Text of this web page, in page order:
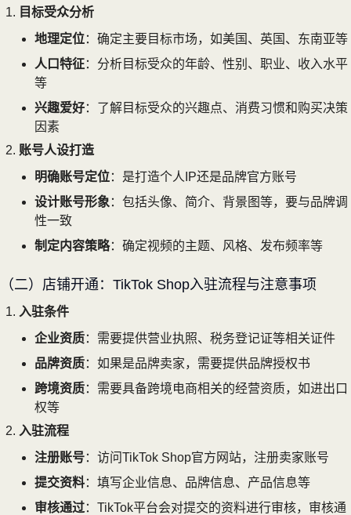
目标受众分析
地理定位：确定主要目标市场，如美国、英国、东南亚等
人口特征：分析目标受众的年龄、性别、职业、收入水平
等
兴趣爱好：了解目标受众的兴趣点、消费习惯和购买决策
因素
账号人设打造
明确账号定位：是打造个人IP还是品牌官方账号
设计账号形象 ：包括头像、简介、背景图等，要与品牌调
性一致
制定内容策略：确定视频的主题、风格、发布频率等
（二）店铺开通：TikTok Shop入驻流程与注意事项
入驻条件
企业资质：需要提供营业执照、税务登记证等相关证件
品牌资质：如果是品牌卖家，需要提供品牌授权书
跨境资质：需要具备跨境电商相关的经营资质，如进出口
权等
入驻流程
注册账号：访问TikTok Shop官方网站，注册卖家账号
提交资料：填写企业信息、品牌信息、产品信息等
审核通过：TikTok平台会对提交的资料进行审核，审核通